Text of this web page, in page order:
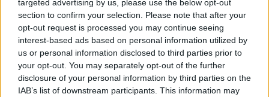
targeted advertising by us, please use the below opt-out
section to confirm your selection. Please note that after your
opt-out request is processed you may continue seeing
interest-based ads based on personal information utilized by
us or personal information disclosed to third parties prior to
your opt-out. You may separately opt-out of the further
disclosure of your personal information by third parties on the
IAB’s list of downstream participants. This information may
Universidade de Coimbra
lança programa doutoral
para formar novas
gerações de
neurocientistas
Arganil: Escola de
Torrozelas ganha nova
vida como espaço de
acolhimento